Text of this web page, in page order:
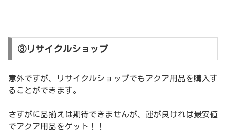
③リサイクルショップ
意外ですが、リサイクルショップでもアクア用品を購入す
ることができます。
さすがに品揃えは期待できませんが、運が良ければ最安値
でアクア用品をゲット！！